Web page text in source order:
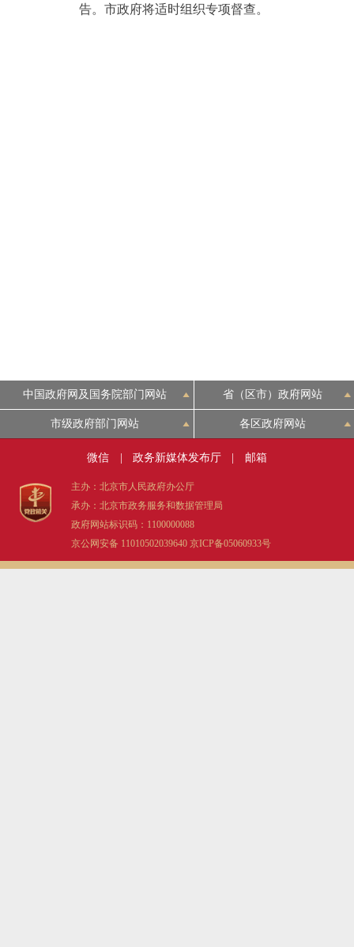
告。市政府将适时组织专项督查。
中国政府网及国务院部门网站 省（区市）政府网站
市级政府部门网站 各区政府网站
微信 政务新媒体发布厅 邮箱
主办：北京市人民政府办公厅
承办：北京市政务服务和数据管理局
政府网站标识码：1100000088
京公网安备 11010502039640 京ICP备05060933号